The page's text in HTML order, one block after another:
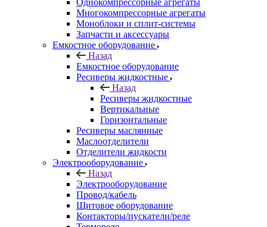
Однокомпрессорные агрегаты
Многокомпрессорные агрегаты
Моноблоки и сплит-системы
Запчасти и аксессуары
Емкостное оборудование
Назад
Емкостное оборудование
Ресиверы жидкостные
Назад
Ресиверы жидкостные
Вертикальные
Горизонтальные
Ресиверы маслянные
Маслоотделители
Отделители жидкости
Электрооборудование
Назад
Электрооборудование
Провод/кабель
Щитовое оборудование
Контакторы/пускатели/реле